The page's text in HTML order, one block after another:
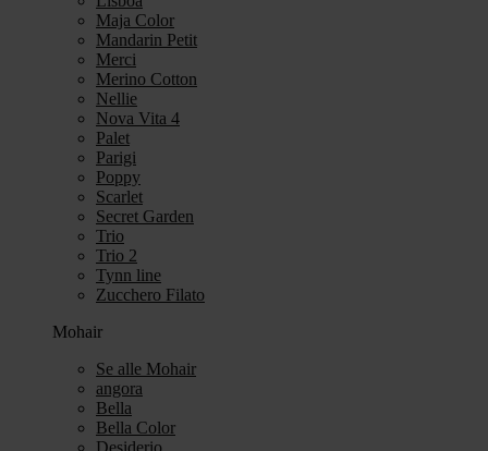
Maja Color
Mandarin Petit
Merci
Merino Cotton
Nellie
Nova Vita 4
Palet
Parigi
Poppy
Scarlet
Secret Garden
Trio
Trio 2
Tynn line
Zucchero Filato
Mohair
Se alle Mohair
angora
Bella
Bella Color
Desiderio